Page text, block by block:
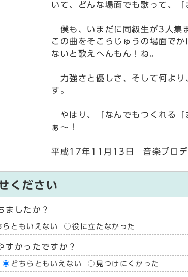
いて、どんな場面でも歌って、
僕も、いまだに同級生が3人集
この曲をそこらじゅうの場面で
ないと歌えへんもん！ね。
力強さと優しさ、そして何より
す。
やはり、「なんでもつくれる「
ぁ～！
平成17年11月13日 音楽プロ
ください
ましたか？
らともいえない 役に立たなかった
すかったですか？
どちらともいえない 見つけにくかった